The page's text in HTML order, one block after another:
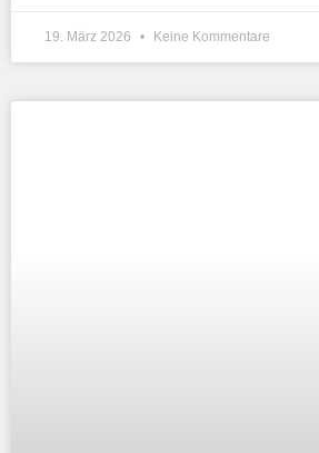
19. März 2026 Keine Kommentare